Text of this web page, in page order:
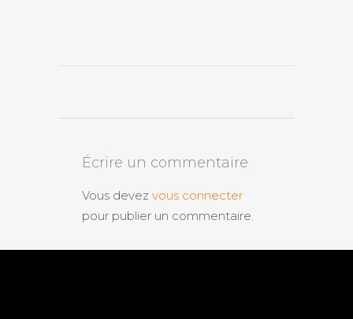
Écrire un commentaire
Vous devez vous connecter
pour publier un commentaire.